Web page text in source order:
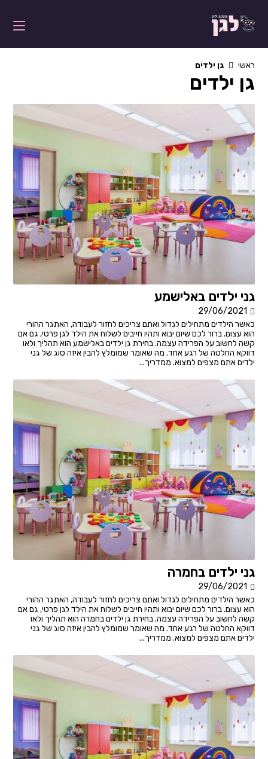
ראשי גן ילדים
גן ילדים
גני ילדים באלישמע
29/06/2021
כאשר הילדים מתחילים לגדול ואתם צריכים לחזור לעבודה, האתגר ההורי
הוא עצום. ברור לכם שיום יבוא ותהיו חייבים לשלוח את הילד לגן פרטי, גם אם
קשה לחשוב על הפרידה עצמה. בחירת גן ילדים באלישמע הוא תהליך ולאו
דווקא החלטה של רגע אחד. מה שאומר שמומלץ להבין איזה סוג של גני
ילדים אתם מצפים למצוא. ממדריך...
גני ילדים בחמרה
29/06/2021
כאשר הילדים מתחילים לגדול ואתם צריכים לחזור לעבודה, האתגר ההורי
הוא עצום. ברור לכם שיום יבוא ותהיו חייבים לשלוח את הילד לגן פרטי, גם אם
קשה לחשוב על הפרידה עצמה. בחירת גן ילדים בחמרה הוא תהליך ולאו
דווקא החלטה של רגע אחד. מה שאומר שמומלץ להבין איזה סוג של גני
ילדים אתם מצפים למצוא. ממדריך...